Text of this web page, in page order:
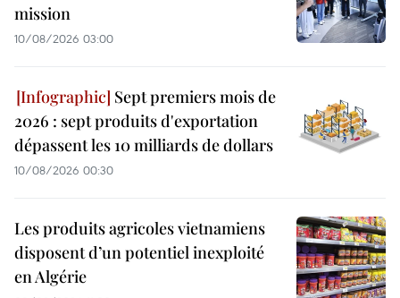
mission
10/08/2026 03:00
Sept premiers mois de
2026 : sept produits d'exportation
dépassent les 10 milliards de dollars
10/08/2026 00:30
Les produits agricoles vietnamiens
disposent d’un potentiel inexploité
en Algérie